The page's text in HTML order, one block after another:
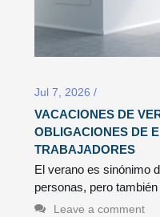
Jul 7, 2026 /
VACACIONES DE
OBLIGACIONES DE
TRABAJADORES
El verano es sinónimo
personas, pero
Leave a comment